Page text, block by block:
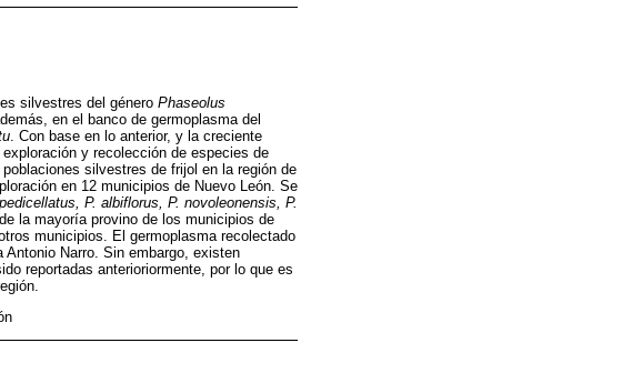
silvestres del género Phaseolus
en el banco de germoplasma del
. Con base en lo anterior, y la creciente
y recolección de especies de
silvestres de frijol en la región de
en 12 municipios de Nuevo León. Se
P. albiflorus, P. novoleonensis, P.
la mayoría provino de los municipios de
municipios. El germoplasma recolectado
Antonio Narro. Sin embargo, existen
reportadas anterioriormente, por lo que es